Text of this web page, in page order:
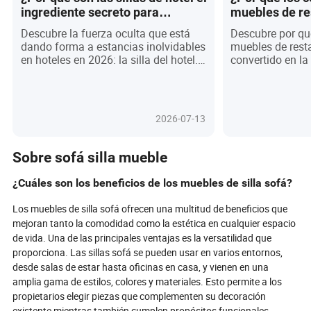
ingrediente secreto para
estancias memorables? ¡No
creerás la ciencia detrás de esto!
Descubre la fuerza oculta que está
dando forma a estancias inolvidables
en hoteles en 2026: la silla del hotel.
de la marca y la sostenibilidad en la
hospitalidad. Desde características
inalámbrica hasta materiales
ecológicos y diseños a medida, las
sillas de hotel ahora establecen el
escenario para experiencias
memorables en vestíbulos, suites y
salas de conferencias. A medida que
los hoteles se apresuran a
personalizar e innovar, ¿podría la silla
ser el ingrediente secreto para la
lealtad del huésped y las impresiones
duraderas? Sumérgete para descubrir
cómo este elemento a menudo
2026-07-13
muebles de
ingrediente
experiencia
memorable?
Descubre por
muebles de
convertido en
mesas
ergonómicas
ecológicos y
Instagram, las
pueden
un destino.
inversión en
destaque en un
te dejará atrás?
descubrir las
Sobre sofá silla mueble
¿Cuáles son los beneficios de los muebles de silla sofá?
Los muebles de silla sofá ofrecen una multitud de beneficios que
mejoran tanto la comodidad como la estética en cualquier espacio
de vida. Una de las principales ventajas es la versatilidad que
proporciona. Las sillas sofá se pueden usar en varios entornos,
desde salas de estar hasta oficinas en casa, y vienen en una
amplia gama de estilos, colores y materiales. Esto permite a los
propietarios elegir piezas que complementen su decoración